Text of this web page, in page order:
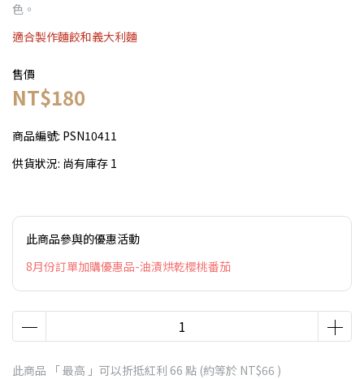
色。
適合製作麵餃和義大利麵
售價
NT$180
商品編號: PSN10411
供貨狀況: 尚有庫存 1
此商品參與的優惠活動
8月份訂單加購優惠品-油漬烘乾櫻桃番茄
此商品 「 最高 」可以折抵紅利 66 點 (約等於 NT$66 )